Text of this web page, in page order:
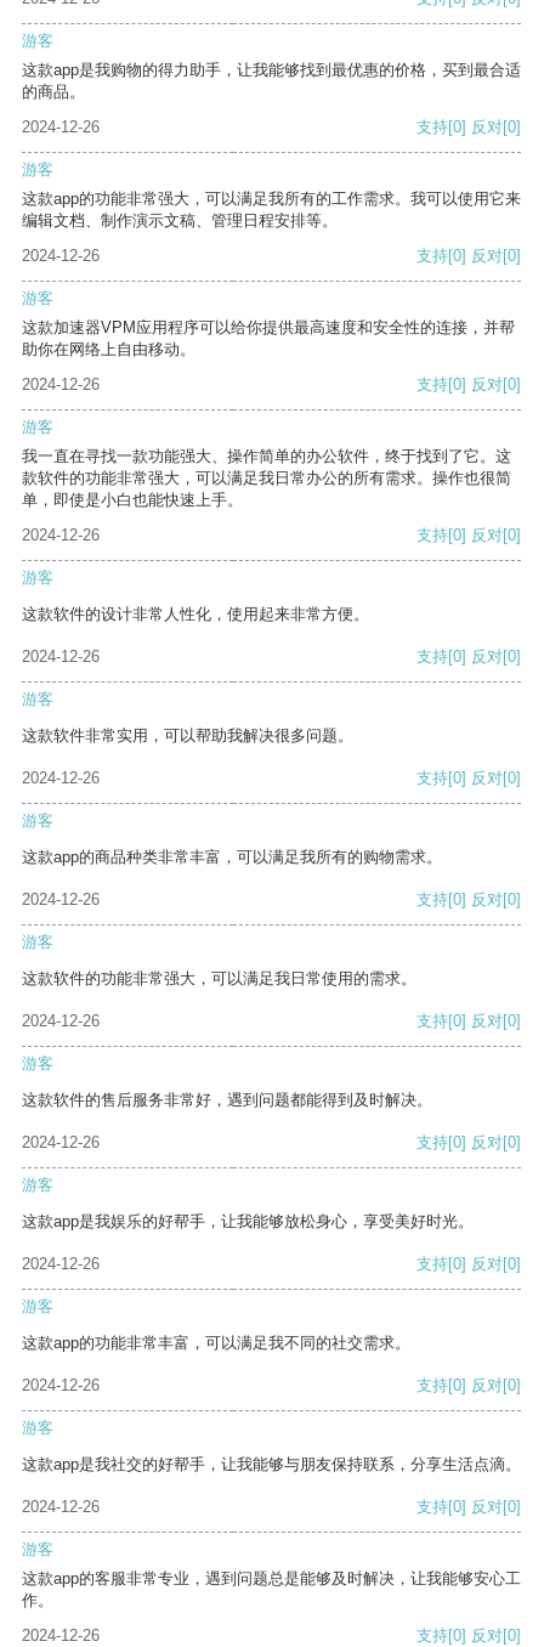
游客
这款app是我购物的得力助手，让我能够找到最优惠的价格，买到最合适
的商品。
2024-12-26
支持[0] 反对[0]
游客
这款app的功能非常强大，可以满足我所有的工作需求。我可以使用它来
编辑文档、制作演示文稿、管理日程安排等。
2024-12-26
支持[0] 反对[0]
游客
这款加速器VPM应用程序可以给你提供最高速度和安全性的连接，并帮
助你在网络上自由移动。
2024-12-26
支持[0] 反对[0]
游客
我一直在寻找一款功能强大、操作简单的办公软件，终于找到了它。这
款软件的功能非常强大，可以满足我日常办公的所有需求。操作也很简
单，即使是小白也能快速上手。
2024-12-26
支持[0] 反对[0]
游客
这款软件的设计非常人性化，使用起来非常方便。
2024-12-26 支持[0] 反对[0]
游客
这款软件非常实用，可以帮助我解决很多问题。
2024-12-26 支持[0] 反对[0]
游客
这款app的商品种类非常丰富，可以满足我所有的购物需求。
2024-12-26 支持[0] 反对[0]
游客
这款软件的功能非常强大，可以满足我日常使用的需求。
2024-12-26 支持[0] 反对[0]
游客
这款软件的售后服务非常好，遇到问题都能得到及时解决。
2024-12-26 支持[0] 反对[0]
游客
这款app是我娱乐的好帮手，让我能够放松身心，享受美好时光。
2024-12-26 支持[0] 反对[0]
游客
这款app的功能非常丰富，可以满足我不同的社交需求。
2024-12-26 支持[0] 反对[0]
游客
这款app是我社交的好帮手，让我能够与朋友保持联系，分享生活点滴。
2024-12-26 支持[0] 反对[0]
游客
这款app的客服非常专业，遇到问题总是能够及时解决，让我能够安心工
作。
2024-12-26
支持[0] 反对[0]